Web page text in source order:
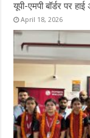
यूपी-एमपी बॉर्डर पर
April 18, 2026